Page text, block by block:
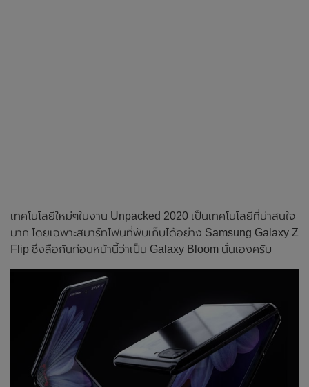
เทคโนโลยีใหม่ๆในงาน Unpacked 2020 เป็นเทคโนโลยีที่น่าสนใจ
มาก โดยเฉพาะสมาร์ทโฟนที่พับเก็บได้อย่าง Samsung Galaxy Z
Flip ซึ่งลือกันก่อนหน้านี้ว่าเป็น Galaxy Bloom นั่นเองครับ